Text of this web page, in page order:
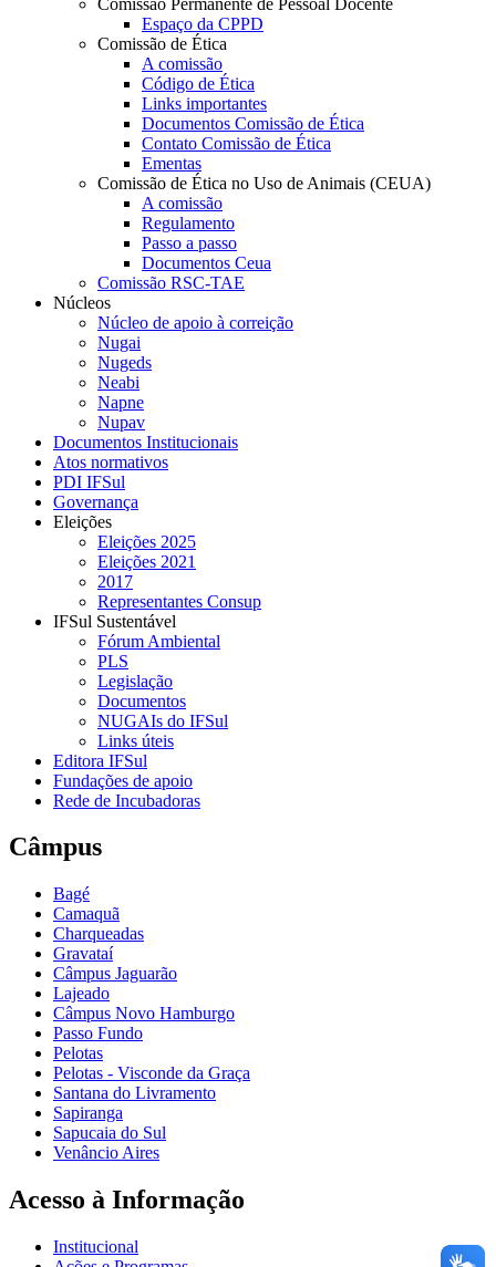
Espaço da CPPD
Comissão de Ética
A comissão
Código de Ética
Links importantes
Documentos Comissão de Ética
Contato Comissão de Ética
Ementas
Comissão de Ética no Uso de Animais (CEUA)
A comissão
Regulamento
Passo a passo
Documentos Ceua
Comissão RSC-TAE
Núcleos
Núcleo de apoio à correição
Nugai
Nugeds
Neabi
Napne
Nupav
Documentos Institucionais
Atos normativos
PDI IFSul
Governança
Eleições
Eleições 2025
Eleições 2021
2017
Representantes Consup
IFSul Sustentável
Fórum Ambiental
PLS
Legislação
Documentos
NUGAIs do IFSul
Links úteis
Editora IFSul
Fundações de apoio
Rede de Incubadoras
Câmpus
Bagé
Camaquã
Charqueadas
Gravataí
Câmpus Jaguarão
Lajeado
Câmpus Novo Hamburgo
Passo Fundo
Pelotas
Pelotas - Visconde da Graça
Santana do Livramento
Sapiranga
Sapucaia do Sul
Venâncio Aires
Acesso à Informação
Institucional